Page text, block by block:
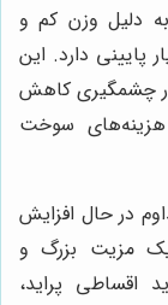
به دلیل وزن کم و
دارد. این
چشمگیری کاهش
سوخت
در حال افزایش
مزیت بزرگ و
اقساطی پراید،